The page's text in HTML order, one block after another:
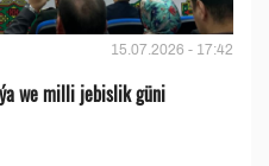
15.07.2026 - 17:42
we milli jebislik güni